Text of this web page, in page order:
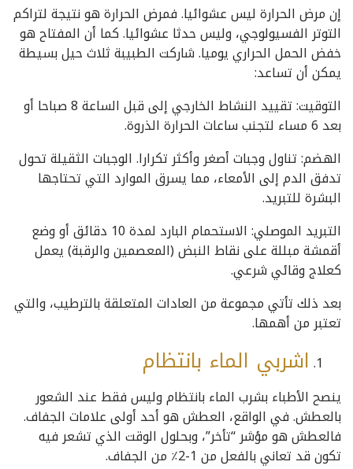
إن مرض الحرارة ليس عشوائيا. فمرض الحرارة هو نتيجة لتراكم
التوتر الفسيولوجي، وليس حدثا عشوائيا. كما أن المفتاح هو
خفض الحمل الحراري يوميا. شاركت الطبيبة ثلاث حيل بسيطة
يمكن أن تساعد:
التوقيت: تقييد النشاط الخارجي إلى قبل الساعة 8 صباحا أو
بعد 6 مساء لتجنب ساعات الحرارة الذروة.
الهضم: تناول وجبات أصغر وأكثر تكرارا. الوجبات الثقيلة تحول
تدفق الدم إلى الأمعاء، مما يسرق الموارد التي تحتاجها
البشرة للتبريد.
التبريد الموصلي: الاستحمام البارد لمدة 10 دقائق أو وضع
أقمشة مبللة على نقاط النبض (المعصمين والرقبة) يعمل
كعلاج وقائي شرعي.
بعد ذلك تأتي مجموعة من العادات المتعلقة بالترطيب، والتي
تعتبر من أهمها.
اشربي الماء بانتظام
ينصح الأطباء بشرب الماء بانتظام وليس فقط عند الشعور
بالعطش. في الواقع، العطش هو أحد أولى علامات الجفاف.
فالعطش هو مؤشر “تأخر”، وبحلول الوقت الذي تشعر فيه
تكون قد تعاني بالفعل من 1-2٪ من الجفاف.